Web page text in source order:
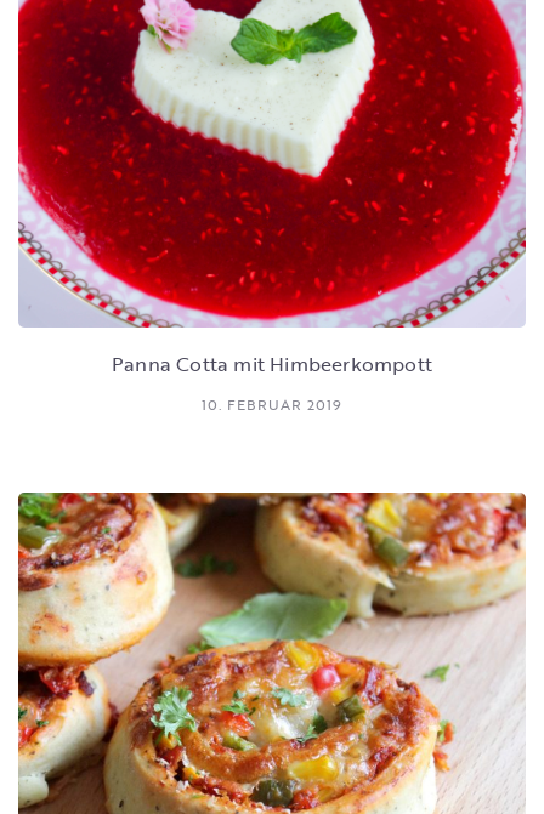
Panna Cotta mit Himbeerkompott
10. FEBRUAR 2019